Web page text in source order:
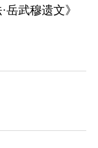
岳武穆遗文》